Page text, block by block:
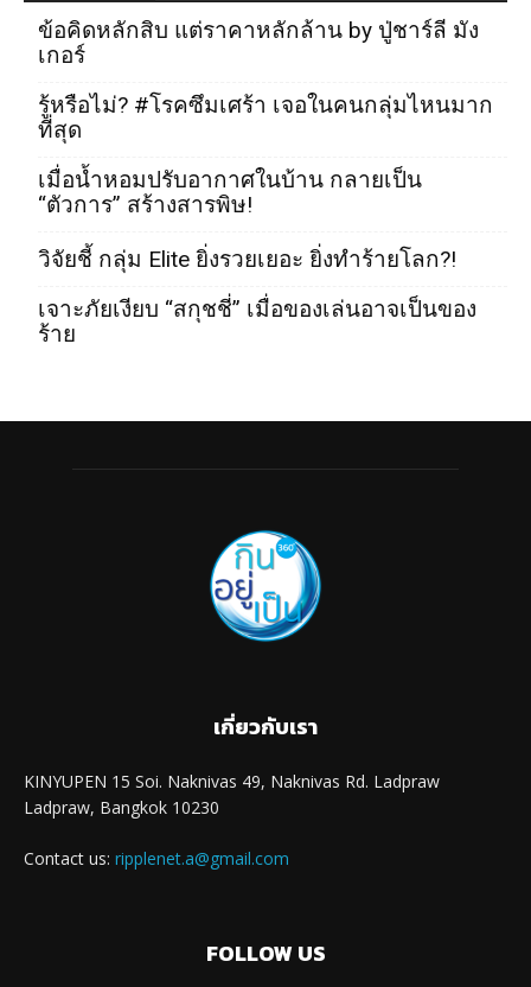
ข้อคิดหลักสิบ แต่ราคาหลักล้าน by ปู่ชาร์ลี มัง
เกอร์
รู้หรือไม่? #โรคซึมเศร้า เจอในคนกลุ่มไหนมาก
ที่สุด
เมื่อน้ำหอมปรับอากาศในบ้าน กลายเป็น
“ตัวการ” สร้างสารพิษ!
วิจัยชี้ กลุ่ม Elite ยิ่งรวยเยอะ ยิ่งทำร้ายโลก?!
เจาะภัยเงียบ “สกุชชี่” เมื่อของเล่นอาจเป็นของ
ร้าย
เกี่ยวกับเรา
KINYUPEN 15 Soi. Naknivas 49, Naknivas Rd. Ladpraw
Ladpraw, Bangkok 10230
Contact us: ripplenet.a@gmail.com
FOLLOW US